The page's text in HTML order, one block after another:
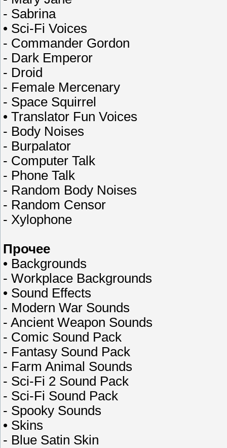
- Sabrina
• Sci-Fi Voices
- Commander Gordon
- Dark Emperor
- Droid
- Female Mercenary
- Space Squirrel
• Translator Fun Voices
- Body Noises
- Burpalator
- Computer Talk
- Phone Talk
- Random Body Noises
- Random Censor
- Xylophone
Прочее
• Backgrounds
- Workplace Backgrounds
• Sound Effects
- Modern War Sounds
- Ancient Weapon Sounds
- Comic Sound Pack
- Fantasy Sound Pack
- Farm Animal Sounds
- Sci-Fi 2 Sound Pack
- Sci-Fi Sound Pack
- Spooky Sounds
• Skins
- Blue Satin Skin